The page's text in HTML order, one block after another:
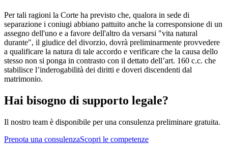
Per tali ragioni la Corte ha previsto che, qualora in sede di
separazione i coniugi abbiano pattuito anche la corresponsione di un
assegno dell'uno e a favore dell'altro da versarsi "vita natural
durante", il giudice del divorzio, dovrà preliminarmente provvedere
a qualificare la natura di tale accordo e verificare che la causa dello
stesso non si ponga in contrasto con il dettato dell’art. 160 c.c. che
stabilisce l’inderogabilità dei diritti e doveri discendenti dal
matrimonio.
Hai bisogno di supporto legale?
Il nostro team è disponibile per una consulenza preliminare gratuita.
Prenota una consulenzaScopri le competenze